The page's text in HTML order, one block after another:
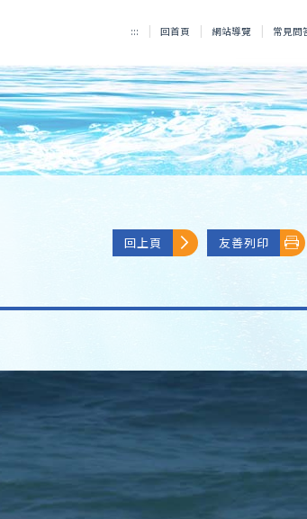
::: 回首頁 網站導覽 常見問
回上頁 友善列印